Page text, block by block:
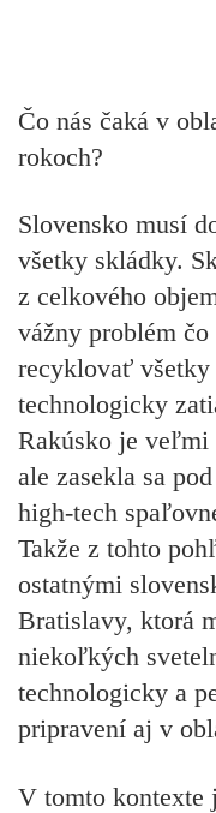
Čo nás čaká v
rokoch?
Slovensko musí
všetky skládky.
z celkového
vážny problém
recyklovať všetky
technologicky
Rakúsko je veľmi
ale zasekla sa
high-tech
Takže z tohto
ostatnými
Bratislavy, ktorá
niekoľkých
technologicky a
pripravení aj v
V tomto kontexte